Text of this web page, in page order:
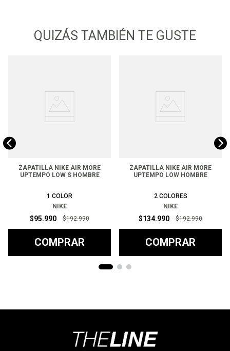
QUIZÁS TAMBIÉN TE GUSTE
ZAPATILLA NIKE AIR MORE
UPTEMPO LOW S HOMBRE
1 COLOR
NIKE
$95.990 $192.990
COMPRAR
ZAPATILLA NIKE AIR MORE
UPTEMPO LOW HOMBRE
2 COLORES
NIKE
$134.990 $192.990
COMPRAR